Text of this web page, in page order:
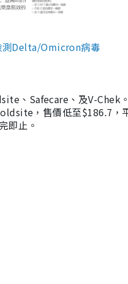
測Delta/Omicron病毒
、Safecare、及V-Chek
，售價低至$186.7，
即止。